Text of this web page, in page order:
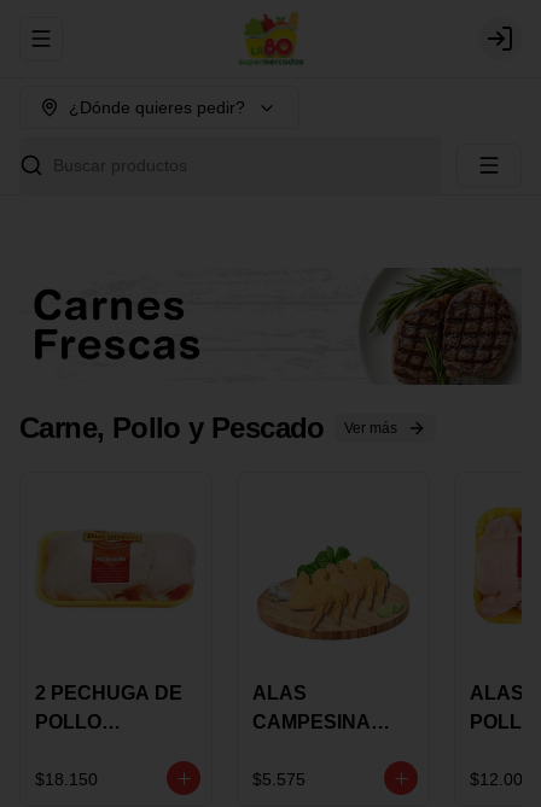
Abrir menu de navegación Login
¿Dónde quieres pedir?
Buscar productos
Carne, Pollo y Pescado Ver más
2 PECHUGA DE
POLLO
MARINADA X
$18.150
ALAS
CAMPESINA
COSTILLAR A
$5.575
ALAS
POLLO
$12.000